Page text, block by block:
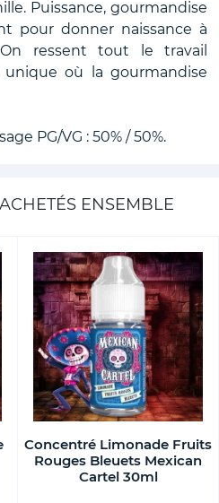
Puissance, gourmandise
pour donner naissance à
ressent tout le travail
où la gourmandise
PG/VG : 50% / 50%.
ENSEMBLE
Concentré Limonade Fruits
Rouges Bleuets Mexican
Cartel 30ml